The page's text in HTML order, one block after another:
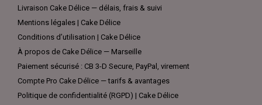
Livraison Cake Délice — délais, frais & suivi
Mentions légales | Cake Délice
Conditions d’utilisation | Cake Délice
À propos de Cake Délice — Marseille
Paiement sécurisé : CB 3-D Secure, PayPal, virement
Compte Pro Cake Délice — tarifs & avantages
Politique de confidentialité (RGPD) | Cake Délice